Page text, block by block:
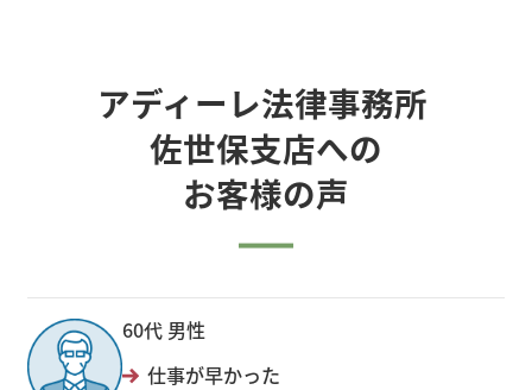
アディーレ法律事務所
佐世保支店への
お客様の声
60代 男性
仕事が早かった